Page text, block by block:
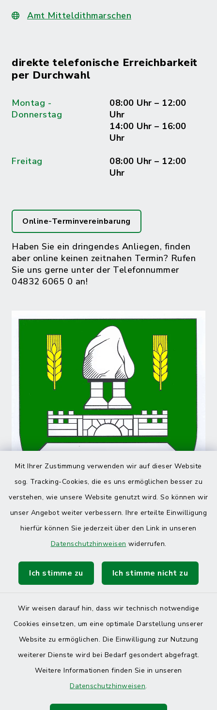
Mit Ihrer Zustimmung verwenden wir auf dieser Website
sog. Tracking-Cookies, die es uns ermöglichen besser zu
verstehen, wie unsere Website genutzt wird. So können wir
unser Angebot weiter verbessern. Ihre erteilte Einwilligung
hierfür können Sie jederzeit über den Link in unseren
Datenschutzhinweisen widerrufen.
Ich stimme zu Ich stimme nicht zu
Wir weisen darauf hin, dass wir technisch notwendige
Cookies einsetzen, um eine optimale Darstellung unserer
Website zu ermöglichen. Die Einwilligung zur Nutzung
weiterer Dienste wird bei Bedarf gesondert abgefragt.
Weitere Informationen finden Sie in unseren
Datenschutzhinweisen.
Amt Mitteldithmarschen
direkte telefonische Erreichbarkeit
per Durchwahl
Montag -
Donnerstag
08:00 Uhr – 12:00
Uhr
14:00 Uhr – 16:00
Uhr
Freitag
08:00 Uhr – 12:00
Uhr
Online-Terminvereinbarung
Haben Sie ein dringendes Anliegen, finden
aber online keinen zeitnahen Termin? Rufen
Sie uns gerne unter der Telefonnummer
04832 6065 0 an!
Kontakt
Datenschutz
Impressum
Sitemap
Cookie-Einstellungen